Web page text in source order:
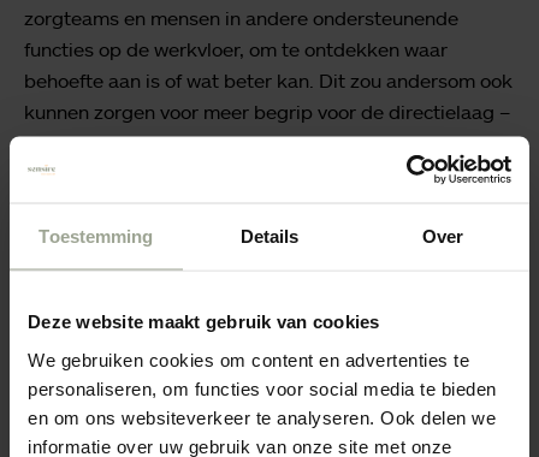
Toestemming Details Over
Deze website maakt gebruik van cookies
We gebruiken cookies om content en advertenties te
personaliseren, om functies voor social media te bieden
en om ons websiteverkeer te analyseren. Ook delen we
informatie over uw gebruik van onze site met onze
zorgteams en mensen in andere ondersteunende
functies op de werkvloer, om te ontdekken waar
behoefte aan is of wat beter kan. Dit zou andersom ook
kunnen zorgen voor meer begrip voor de directielaag –
die ook in een spagaat zit. Dit draagt ook bij aan het
werkgeluk; als het goed gaat met het personeel, dan
Hoe zorgt Sensire voor meer
werkgeluk?